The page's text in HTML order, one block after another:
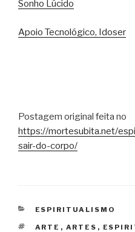
Sonho Lúcido
Apoio Tecnológico, Idoser
Postagem original feita no
https://mortesubita.net/
sair-do-corpo/
CATEGORIAS
ESPIRITUALISMO
TAGS
ARTE , ARTES ,